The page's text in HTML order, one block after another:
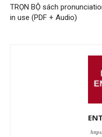
TRỌN BỘ sách
in use (PDF + Audio)